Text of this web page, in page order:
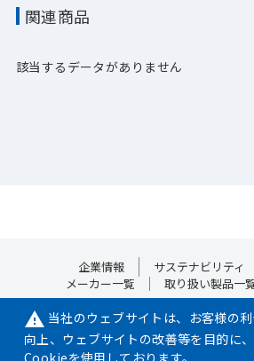
関連商品
該当するデータがありません
企業情報 サステナビリティ
メーカー一覧
取り扱い製品一
サイトマップ プライバシーポリシー
warning 当社のウェブサイトは、お客様の
向上、ウェブサイトの改善等を目的に、
Cookieを使用しております。